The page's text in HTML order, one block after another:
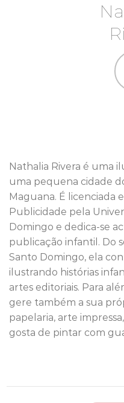
Nathalia Rivera é uma
uma pequena cidade
Maguana. É licenciada
Publicidade pela
Domingo e dedica-se
publicação infantil. Do
Santo Domingo, ela
ilustrando histórias
artes editoriais. Para
gere também a sua
papelaria, arte
gosta de pintar com